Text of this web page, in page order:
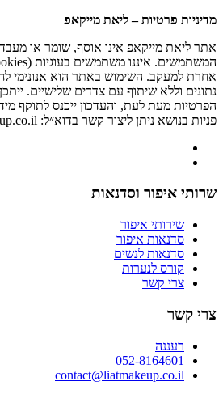
מדיניות פרטיות – ליאת מייקאפ
אתר ליאת מייקאפ אינו אוסף, שומר או
אחרת למעקב. השימוש באתר הוא אנונימי
נתונים וללא שיתוף עם צדדים שלישיים.
הפרטיות מעת לעת, והעדכון ייכנס לתוקף
פניות בנושא ניתן ליצור קשר בדוא״ל: contact@liatmakeup.co.il
שרותי איפור וסדנאות
שירותי איפור
סדנאות איפור
סדנאות לנשים
קורס לנערות
צרי קשר
צרי קשר
רעננה
052-8164601
contact@liatmakeup.co.il